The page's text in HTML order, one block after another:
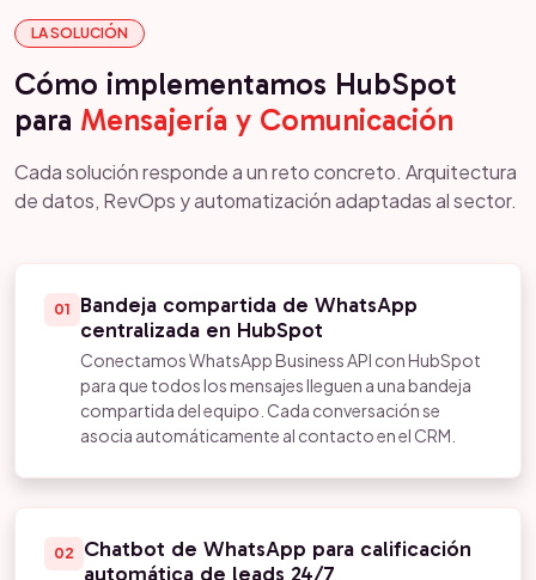
LA SOLUCIÓN
Cómo implementamos HubSpot
para Mensajería y Comunicación
Cada solución responde a un reto concreto. Arquitectura
de datos, RevOps y automatización adaptadas al sector.
01
Bandeja compartida de WhatsApp
centralizada en HubSpot
Conectamos WhatsApp Business API con HubSpot
para que todos los mensajes lleguen a una bandeja
compartida del equipo. Cada conversación se
asocia automáticamente al contacto en el CRM.
02
Chatbot de WhatsApp para calificación
automática de leads 24/7